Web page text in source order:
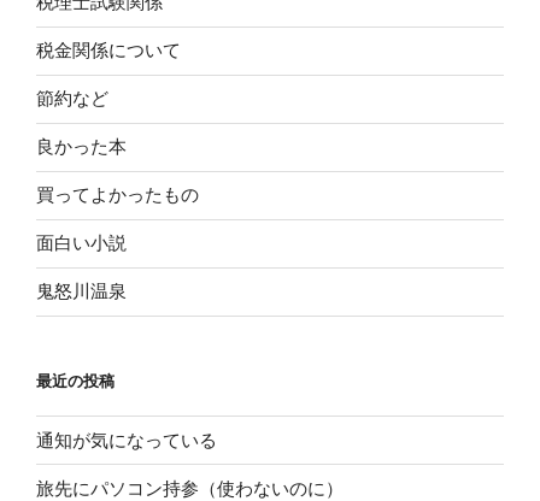
税金関係について
節約など
良かった本
買ってよかったもの
面白い小説
鬼怒川温泉
最近の投稿
通知が気になっている
旅先にパソコン持参（使わないのに）